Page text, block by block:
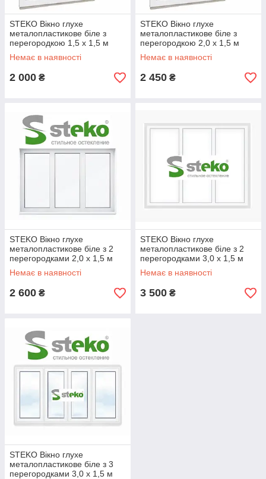
STEKO Вікно глухе
металопластикове біле з
перегородкою 1,5 х 1,5 м
Немає в наявності
2 000 ₴
STEKO Вікно глухе
металопластикове біле з
перегородкою 2,0 х 1,5 м
Немає в наявності
2 450 ₴
STEKO Вікно глухе
металопластикове біле з 2
перегородками 2,0 х 1,5 м
Немає в наявності
2 600 ₴
STEKO Вікно глухе
металопластикове біле з 2
перегородками 3,0 х 1,5 м
Немає в наявності
3 500 ₴
STEKO Вікно глухе
металопластикове біле з 3
перегородками 3,0 х 1,5 м